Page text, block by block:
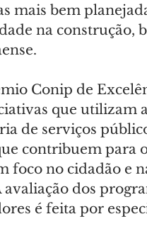
mais bem
na construção,
Conip de
que utilizam
de serviços
contribuem para
foco no cidadão e
dos
é feita por